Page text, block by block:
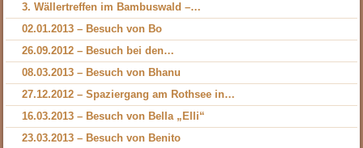
3. Wällertreffen im Bambuswald –…
02.01.2013 – Besuch von Bo
26.09.2012 – Besuch bei den…
08.03.2013 – Besuch von Bhanu
27.12.2012 – Spaziergang am Rothsee in…
16.03.2013 – Besuch von Bella „Elli“
23.03.2013 – Besuch von Benito